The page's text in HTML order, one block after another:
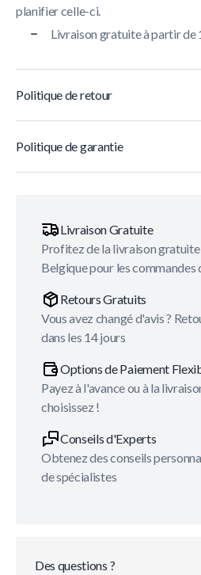
planifier celle-ci.
Livraison gratuite à partir de
Politique de retour
Politique de garantie
Livraison Gratuite
Profitez de la livraison gratuite
Belgique pour les commandes
Retours Gratuits
Vous avez changé d'avis ?
dans les 14 jours
Options de Paiement
Payez à l'avance ou à la
choisissez !
Conseils d'Experts
Obtenez des conseils
de spécialistes
Des questions ?